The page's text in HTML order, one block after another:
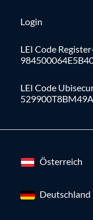
Login
LEI Code
LEI Code
Österreich
Deutschland